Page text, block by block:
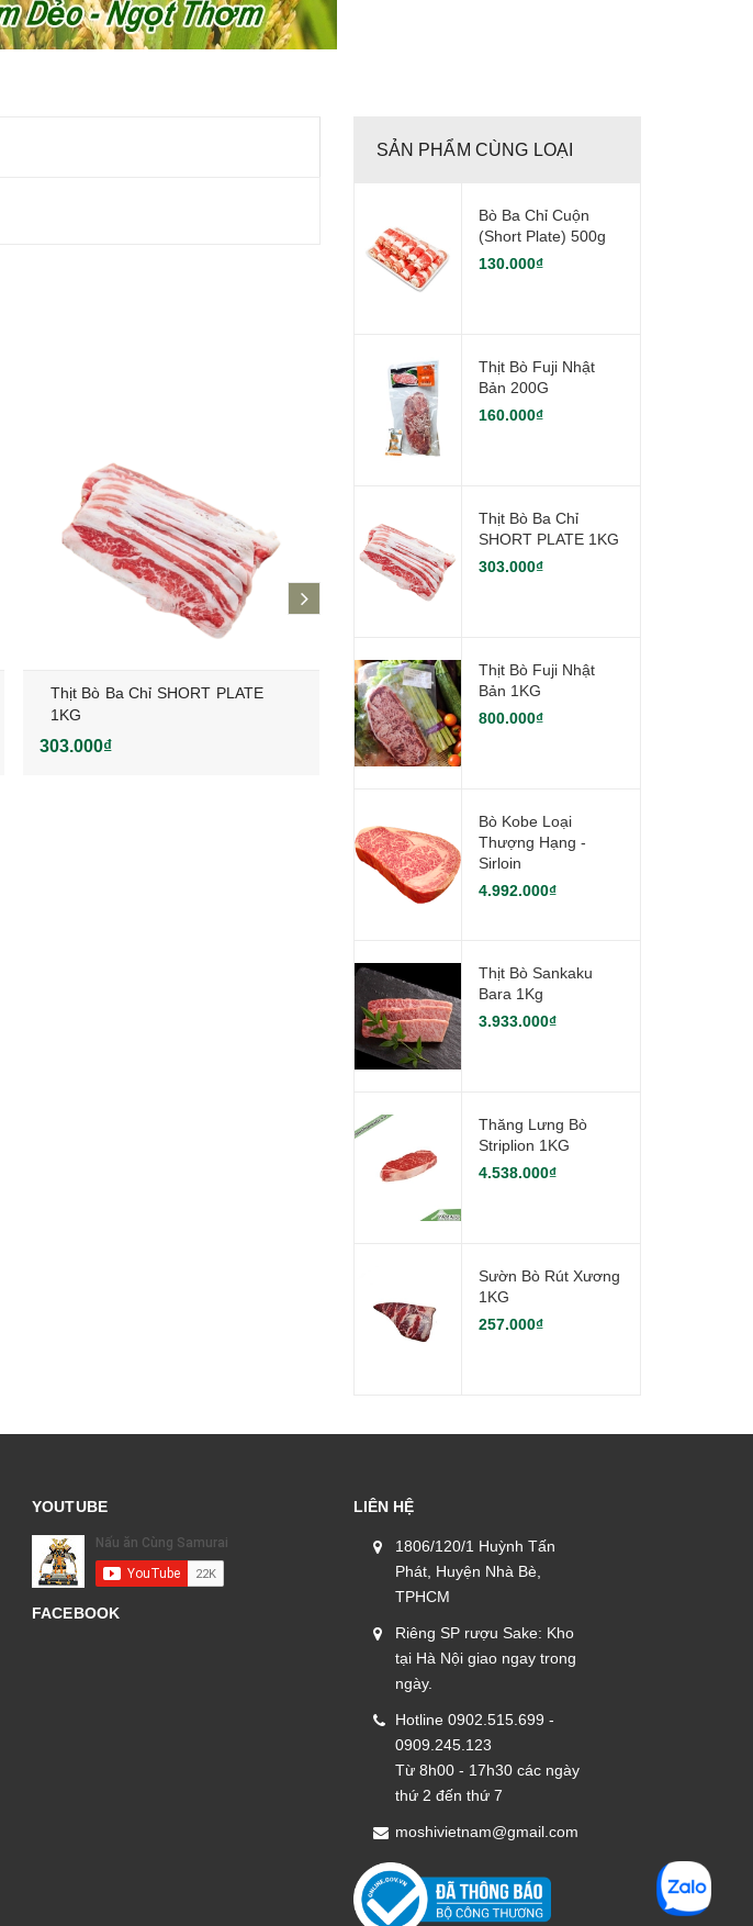
Thịt Bò Ba Chỉ SHORT PLATE
1KG
303.000₫
Thịt Bò Fuji Nhật Bản 1KG
800.000₫
SẢN PHẨM CÙNG LOẠI
Bò Ba Chỉ Cuộn
(Short Plate) 500g
130.000₫
Thịt Bò Fuji Nhật
Bản 200G
160.000₫
Thịt Bò Ba Chỉ
SHORT PLATE 1KG
303.000₫
Thịt Bò Fuji Nhật
Bản 1KG
800.000₫
Bò Kobe Loại
Thượng Hạng -
Sirloin
4.992.000₫
Thịt Bò Sankaku
Bara 1Kg
3.933.000₫
Thăng Lưng Bò
Striplion 1KG
4.538.000₫
Sườn Bò Rút Xương
1KG
257.000₫
YOUTUBE
FACEBOOK
LIÊN HỆ
1806/120/1 Huỳnh Tấn
Phát, Huyện Nhà Bè,
TPHCM
Riêng SP rượu Sake: Kho
tại Hà Nội giao ngay trong
ngày.
Hotline 0902.515.699 -
0909.245.123
Từ 8h00 - 17h30 các ngày
thứ 2 đến thứ 7
moshivietnam@gmail.com